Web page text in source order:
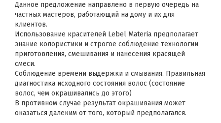
Данное предложение направлено в первую очередь на
частных мастеров, работающий на дому и их для
клиентов.
Использование красителей Lebel Materia предполагает
знание колористики и строгое соблюдение технологии
приготовления, смешивания и нанесения красящей
смеси.
Соблюдение времени выдержки и смывания. Правильная
диагностика исходного состояния волос (состояние
волос, чем окрашивались до этого)
В противном случае результат окрашивания может
оказаться далеким от того, который предполагался.